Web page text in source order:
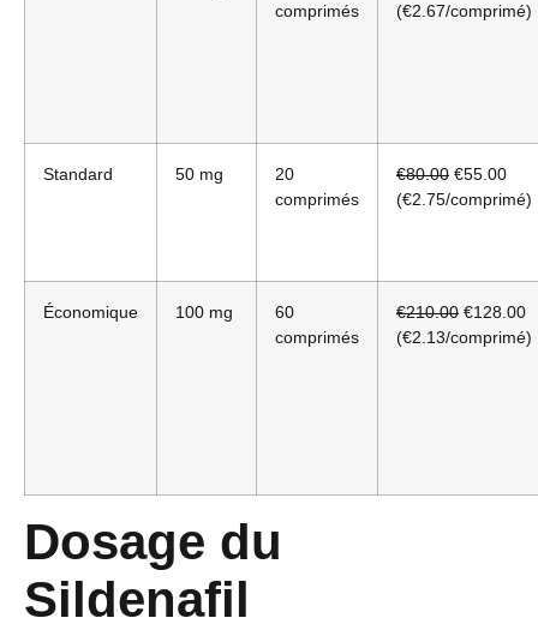
comprimés
(€2.67/comprimé)
Standard 50 mg
20
comprimés
€80.00 €55.00
(€2.75/comprimé)
Économique 100 mg
60
comprimés
€210.00 €128.00
(€2.13/comprimé)
Dosage du
Sildenafil